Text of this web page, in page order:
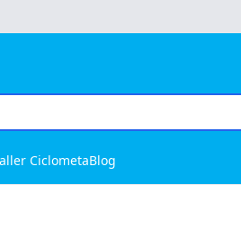
CiclometaBlog